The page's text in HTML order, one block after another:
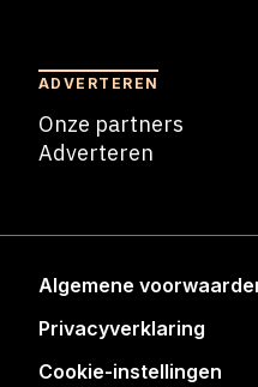
ADVERTEREN
Onze partners
Adverteren
Algemene
Privacyverklaring
Cookie-instellingen